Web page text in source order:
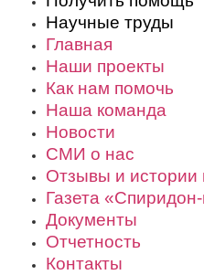
Научные труды
Главная
Наши проекты
Как нам помочь
Наша команда
Новости
СМИ о нас
Отзывы и истории
Газета
Документы
Отчетность
Контакты